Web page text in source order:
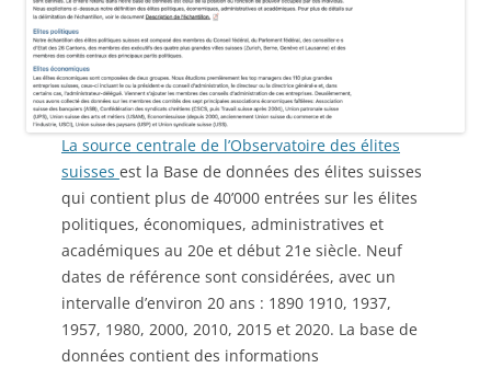
La source centrale de l’Observatoire des élites
suisses est la Base de données des élites suisses
qui contient plus de 40’000 entrées sur les élites
politiques, économiques, administratives et
académiques au 20e et début 21e siècle. Neuf
dates de référence sont considérées, avec un
intervalle d’environ 20 ans : 1890 1910, 1937,
1957, 1980, 2000, 2010, 2015 et 2020. La base de
données contient des informations